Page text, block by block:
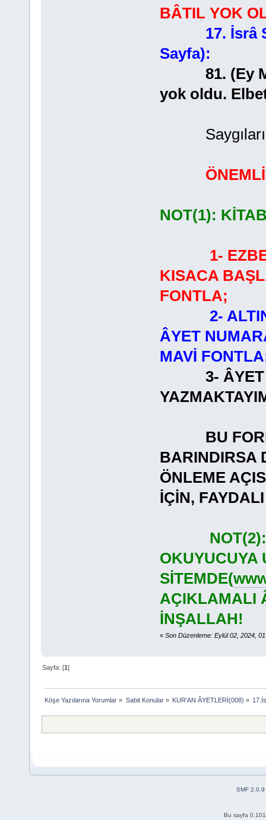
BÂTIL YOK
17. İsrâ
Sayfa):
81. (Ey
yok oldu.
NOT(1):
1-
KISACA
FONTLA;
2-
ÂYET
MAVİ
3-
BU
BARINDIRSA
ÖNLEME
İÇİN,
OKUYUCUYA
SİTEMDE(
AÇIKLAMALI
İNŞALLAH!
« Son Düzenleme: Eylül 02, 2024,
Sayfa: [1]
Köşe Yazılarına Yorumlar » Sabit Konular» KUR'AN ÂYETLERİ(008) »
SMF 2.0.9
Bu sayfa